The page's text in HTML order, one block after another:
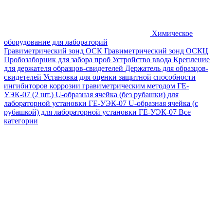
Химическое
оборудование для лабораторий
Гравиметрический зонд ОСК Гравиметрический зонд ОСКЦ
Пробозаборник для забора проб Устройство ввода Крепление
для держателя образцов-свидетелей Держатель для образцов-
свидетелей Установка для оценки защитной способности
ингибиторов коррозии гравиметрическим методом ГЕ-
УЭК-07 (2 шт.) U-образная ячейка (без рубашки) для
лабораторной установки ГЕ-УЭК-07 U-образная ячейка (с
рубашкой) для лабораторной установки ГЕ-УЭК-07 Все
категории